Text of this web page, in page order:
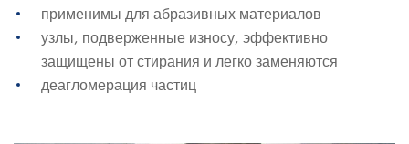
применимы для абразивных материалов
узлы, подверженные износу, эффективно
защищены от стирания и легко заменяются
деагломерация частиц